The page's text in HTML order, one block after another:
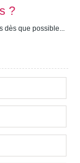
?
dès que possible...